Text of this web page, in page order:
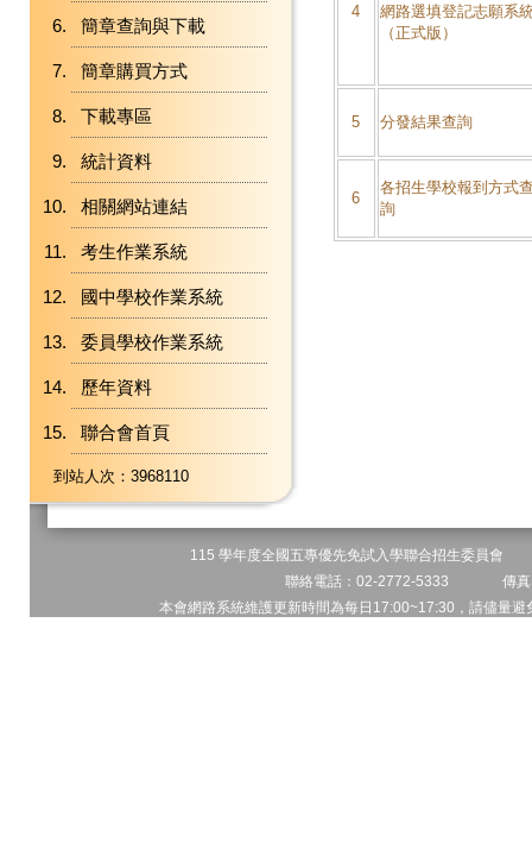
簡章查詢與下載
簡章購買方式
下載專區
統計資料
相關網站連結
考生作業系統
國中學校作業系統
委員學校作業系統
歷年資料
聯合會首頁
到站人次：3968110
4
網路選填登記志願系
（正式版）
5 分發結果查詢
6
各招生學校報到方式
詢
115 學年度全國五專優先免試入學聯合招生委員會
聯絡電話：02-2772-5333 傳
本會網路系統維護更新時間為每日17:00~17:30，請儘量